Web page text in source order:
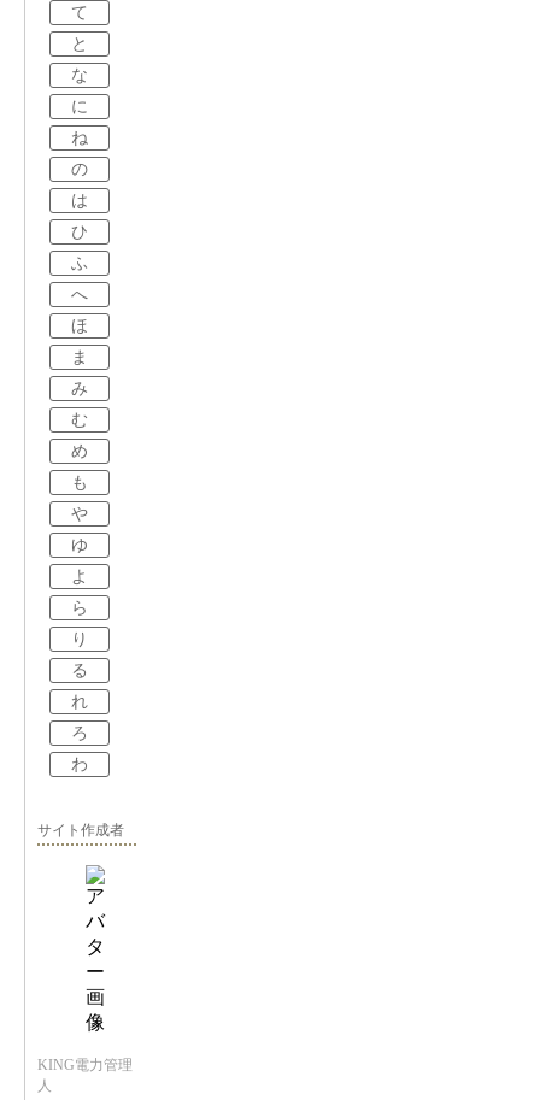
て
と
な
に
ね
の
は
ひ
ふ
へ
ほ
ま
み
む
め
も
や
ゆ
よ
ら
り
る
れ
ろ
わ
サイト作成者
KING電力管理
人